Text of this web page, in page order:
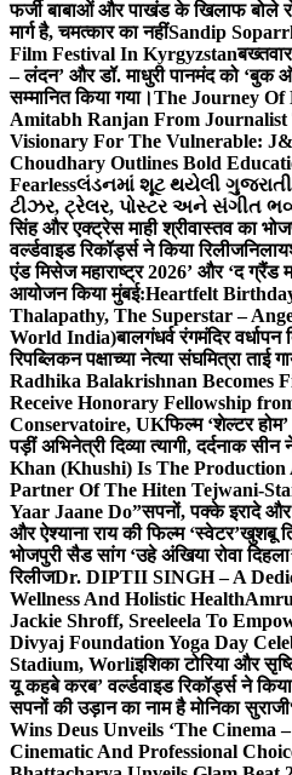
फर्जी बाबाओं और पाखंड के खिलाफ बोले
मार्ग है, चमत्कार का नहींSandip
Film Festival In Kyrgyzstan
– लंदन’ और डॉ. माधुरी पानमंद को ‘बुक
सम्मानित किया गया।The Journey Of
Amitabh Ranjan From
Visionary For The Vulnerable:
Choudhary Outlines Bold
Fearlessલંડનમાં શૂટ થયેલી
ટીઝર, ટ્રેલર, પોસ્ટર અને સંગીત
सिंह और एक्ट्रेस माही श्रीवास्तव का
वर्ल्डवाइड रिकॉर्ड्स ने किया रिलीज
एंड मिसेज महाराष्ट्र 2026’ और ‘द ग्रैंड
आयोजन किया मुंबई:Heartfelt
Thalapathy, The Superstar –
World India)बालगंधर्व रंगमंदिर वर्धापन
रिपब्लिकन पक्षाच्या नेत्या संघमित्रा ताई
Radhika Balakrishnan Becomes
Receive Honorary Fellowship
Conservatoire, UKफिल्म ‘शेल्टर
पड़ीं अभिनेत्री दिव्या त्यागी, दर्दनाक
Khan (Khushi) Is The
Partner Of The Hiten Tejwani-
Yaar Jaane Do”सपनों, पक्के इरादे और
और ऐश्याना राय की फिल्म ‘स्वेटर’खुशबू
भोजपुरी सैड सांग ‘उहे अंखिया रोवा
रिलीजDr. DIPTII SINGH – A
Wellness And Holistic Health
Jackie Shroff, Sreeleela To
Divyaj Foundation Yoga Day
Stadium, Worliइशिका टोरिया और
यू कहबे करब’ वर्ल्डवाइड रिकॉर्ड्स ने
सपनों की उड़ान का नाम है मोनिका सुराजी
Wins Deus Unveils ‘The Cinema
Cinematic And Professional